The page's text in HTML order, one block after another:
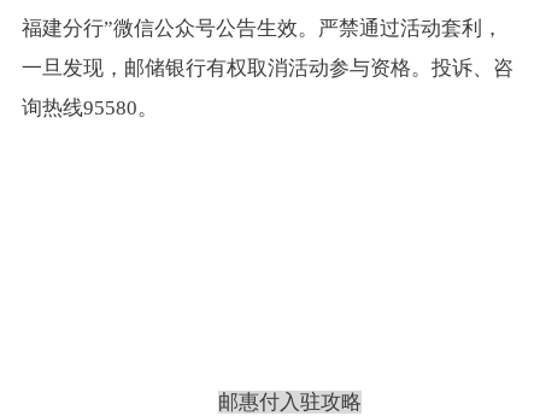
福建分行”微信公众号公告生效。严禁通过活动套利，
一旦发现，邮储银行有权取消活动参与资格。投诉、咨
询热线95580。
邮惠付入驻攻略